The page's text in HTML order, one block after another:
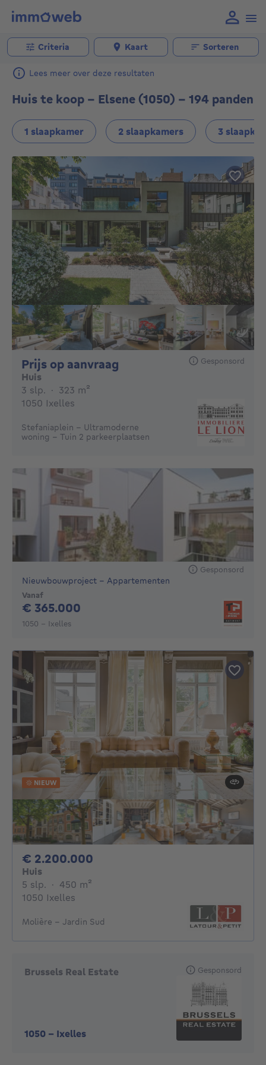
Criteria Kaart Sorteren
Lees meer over deze resultaten
Huis te koop - Elsene (1050) - 194 panden
1 slaapkamer 2 slaapkamers 3
Prijs op aanvraag Prijs op aanvraagGesponsord
Huis
3 slp. 3 slaapkamers
· 323 m²
1050 Ixelles
Stefaniaplein - Ultramoderne
woning - Tuin 2 parkeerplaatsen
Gesponsord
Nieuwbouwproject - Appartementen
Vanaf
€ 365.000
1050 - Ixelles
NIEUW
€ 2.200.000
Huis
5 slp. 5 slaapkamers
· 450 m²
1050 Ixelles
Molière - Jardin Sud
Brussels Real Estate
1050 - Ixelles
Gesponsord